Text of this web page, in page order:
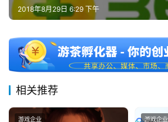
2
第
十
三
届
金
茶
2018年8月29日 6:29 下午
相关推荐
游戏企业 游戏企业